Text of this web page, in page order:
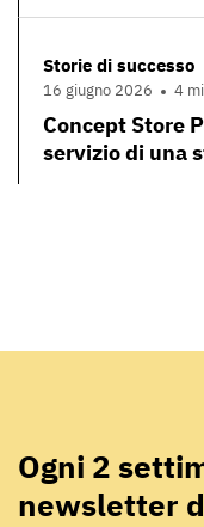
Storie di successo
16 giugno 2026 4
Concept Store
servizio di una
Ogni 2
newsletter